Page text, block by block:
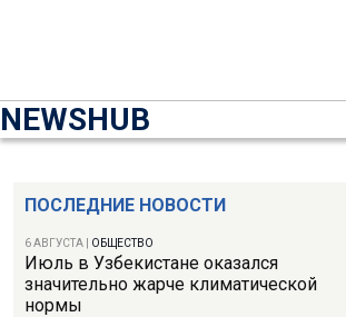
NEWSHUB
ПОСЛЕДНИЕ НОВОСТИ
6 АВГУСТА ОБЩЕСТВО
Июль в Узбекистане оказался
значительно жарче климатической
нормы